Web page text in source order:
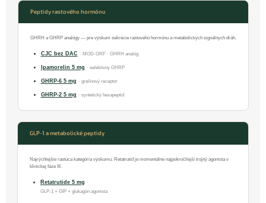
Peptidy rastového hormónu
GHRH a GHRP analógy — pre výskum sekrécie rastového hormónu a metabolických signálnych dráh.
CJC bez DAC · MOD-GRF · GHRH analóg
Ipamorelin 5 mg · selektívny GHRP
GHRP-6 5 mg · grelínový receptor
GHRP-2 5 mg · syntetický hexapeptid
GLP-1 a metabolické peptidy
Najrýchlejšie rastúca kategória výskumu. Retatrutid je momentálne najpokročilejší trojitý agonista v
klinickej fáze III.
Retatrutide 5 mg
GLP-1 + GIP + glukagón agonista